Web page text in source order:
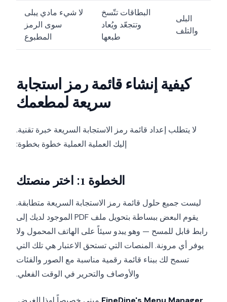
البلى
والتلف
البطاقات تتّسخ
وتتجعّد ويُعاد
طبعها
لا شيء مادي يبلى
سوى الرمز
المطبوع
كيفية إنشاء قائمة رمز استجابة
سريعة لمطعمك
لا يتطلب إعداد قائمة رمز الاستجابة السريعة خبرة تقنية.
إليك العملية العملية خطوة بخطوة:
الخطوة 1: اختر منصتك
ليست جميع حلول قائمة رمز الاستجابة السريعة متطابقة.
يقوم البعض ببساطة بتحويل ملف PDF الموجود لديك إلى
رابط قابل للمسح — وهو يبدو سيئاً على الهاتف المحمول ولا
يوفر أي مرونة. المنصات التي تستحق الاعتبار هي تلك التي
تسمح لك ببناء قائمة رقمية مناسبة مع الصور والفئات
والأوصاف والتحرير في الوقت الفعلي.